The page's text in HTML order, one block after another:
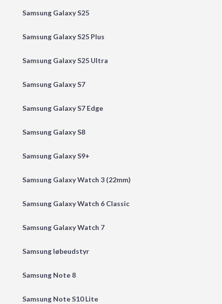
Samsung Galaxy S25
Samsung Galaxy S25 Plus
Samsung Galaxy S25 Ultra
Samsung Galaxy S7
Samsung Galaxy S7 Edge
Samsung Galaxy S8
Samsung Galaxy S9+
Samsung Galaxy Watch 3 (22mm)
Samsung Galaxy Watch 6 Classic
Samsung Galaxy Watch 7
Samsung løbeudstyr
Samsung Note 8
Samsung Note S10 Lite